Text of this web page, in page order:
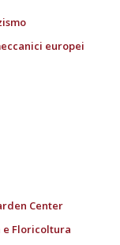
europei
Center
Floricoltura